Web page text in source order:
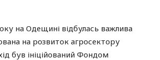
на Одещині відбулась важлива
на розвиток агросектору
був ініційований Фондом